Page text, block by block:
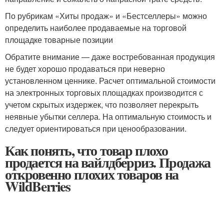
По рубрикам «Хиты продаж» и «Бестселлеры» можно
определить наиболее продаваемые на торговой
площадке товарные позиции
Обратите внимание — даже востребованная продукция
не будет хорошо продаваться при неверно
установленном ценнике. Расчет оптимальной стоимости
на электронных торговых площадках производится с
учетом скрытых издержек, что позволяет перекрыть
неявные убытки селлера. На оптимальную стоимость и
следует ориентироваться при ценообразовании.
Как понять, что товар плохо
продается на вайлдберриз. Продажа
откровенно плохих товаров на
WildBerries